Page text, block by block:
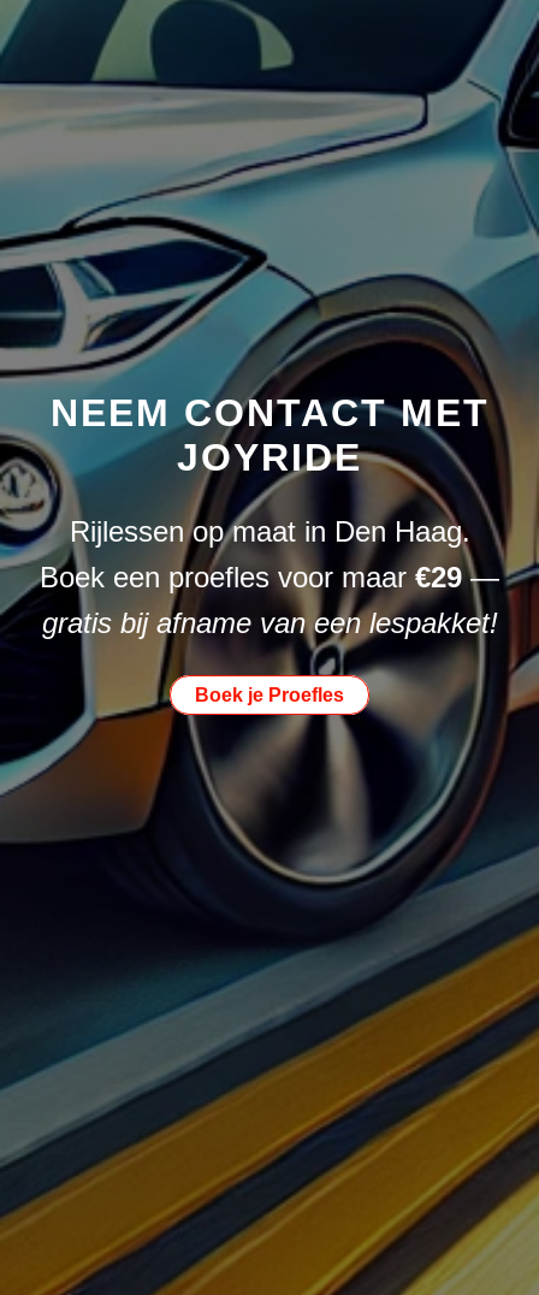
NEEM CONTACT MET
JOYRIDE
Rijlessen op maat in Den Haag.
Boek een proefles voor maar €29—
gratis bij afname van een lespakket!
Boek je Proefles